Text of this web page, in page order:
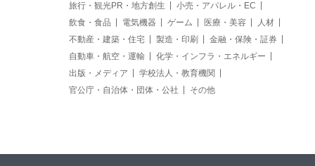
旅行・観光PR・地方創生
小売・アパレル・EC
飲食・食品
電気機器 ゲーム 医療・美容
人材
不動産・建築・住宅
製造・印刷
金融・保険・証券
自動車・航空・運輸
化学・インフラ・エネルギー
出版・メディア
学校法人・教育機関
官公庁・自治体・団体・公社
その他